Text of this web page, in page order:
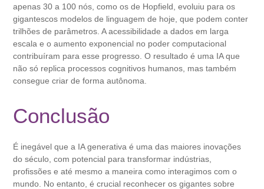
apenas 30 a 100 nós, como os de Hopfield, evoluiu para os
gigantescos modelos de linguagem de hoje, que podem conter
trilhões de parâmetros. A acessibilidade a dados em larga
escala e o aumento exponencial no poder computacional
contribuíram para esse progresso. O resultado é uma IA que
não só replica processos cognitivos humanos, mas também
consegue criar de forma autônoma.
Conclusão
É inegável que a IA generativa é uma das maiores inovações
do século, com potencial para transformar indústrias,
profissões e até mesmo a maneira como interagimos com o
mundo. No entanto, é crucial reconhecer os gigantes sobre